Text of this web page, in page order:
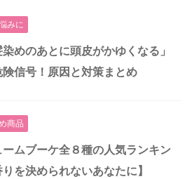
みに
染めのあとに頭皮がかゆくなる」
信号！原因と対策まとめ
商品
ムブーケ全８種の人気ランキン
を決められないあなたに】